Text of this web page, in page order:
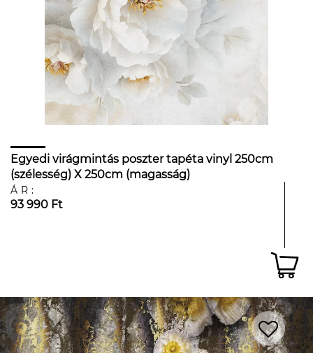
Egyedi virágmintás poszter tapéta vinyl 250cm
(szélesség) X 250cm (magasság)
ÁR:
93 990 Ft